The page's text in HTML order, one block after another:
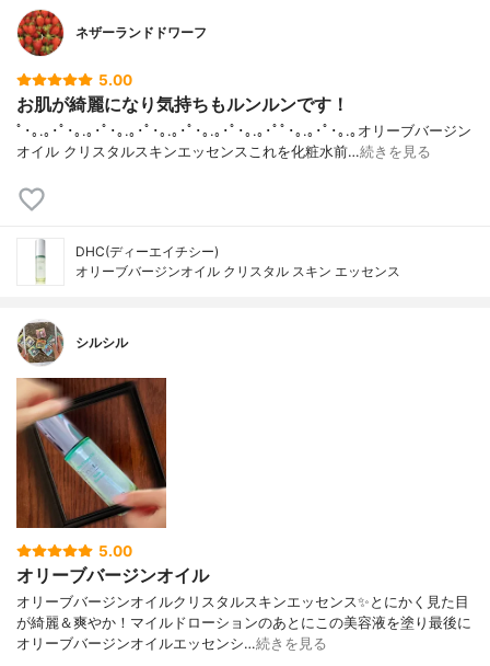
ネザーランドドワーフ
5.00
お肌が綺麗になり気持ちもルンルンです！
ﾟ･｡.｡･ﾟ･｡.｡･ﾟ･｡.｡･ﾟ･｡.｡･ﾟ･｡.｡･ﾟ･｡.｡･ﾟﾟ･｡.｡･ﾟ･｡.｡オリーブバージン
オイル クリスタルスキンエッセンスこれを化粧水前…続きを見る
DHC(ディーエイチシー)
オリーブバージンオイル クリスタル スキン エッセンス
シルシル
5.00
オリーブバージンオイル
オリーブバージンオイルクリスタルスキンエッセンス✨とにかく見た目
が綺麗＆爽やか！マイルドローションのあとにこの美容液を塗り最後に
オリーブバージンオイルエッセンシ…続きを見る